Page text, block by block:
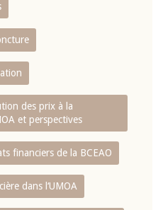
des prix à la
et perspectives
financiers de la BCEAO
dans l‘UMOA